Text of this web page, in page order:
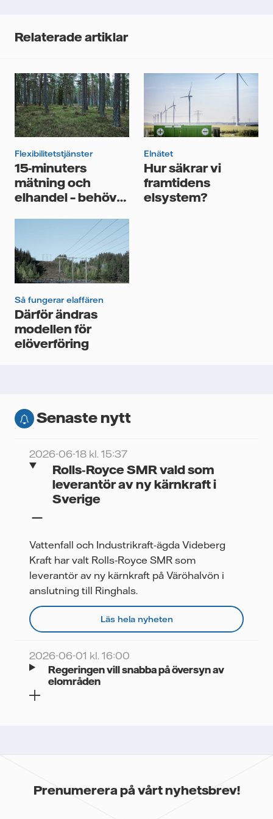
tredje part, och du kan när som helst återkalla ditt
personuppgifter.
Jag samtycker till att Vattenfall behandlar mina
personuppgifter för att kunna skicka mig
nyhetsbrevet.*
Relaterade artiklar
Flexibilitetstjänster
15-minuters
mätning och
elhandel – behöver
Elnätet
Hur säkrar vi
framtidens
elsystem?
Så fungerar elaffären
Därför ändras
modellen för
elöverföring
Senaste nytt
2026-06-18 kl. 15:37
Rolls‑Royce SMR vald som
leverantör av ny kärnkraft i
Sverige
Vattenfall och Industrikraft-ägda Videberg
Kraft har valt Rolls‑Royce SMR som
leverantör av ny kärnkraft på Väröhalvön i
anslutning till Ringhals.
Läs hela nyheten
2026-06-01 kl. 16:00
Regeringen vill snabba på översyn av
elområden
Prenumerera på vårt nyhetsbrev!